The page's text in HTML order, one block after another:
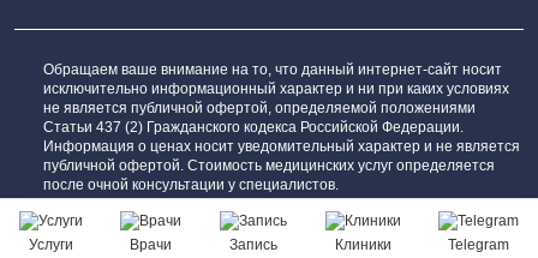
Обращаем ваше внимание на то, что данный интернет-сайт носит
исключительно информационный характер и ни при каких условиях
не является публичной офертой, определяемой положениями
Статьи 437 (2) Гражданского кодекса Российской Федерации.
Информация о ценах носит уведомительный характер и не является
публичной офертой. Стоимость медицинских услуг определяется
после очной консультации у специалистов.
Сообщить об ошибке
Услуги Врачи Запись Клиники Telegram